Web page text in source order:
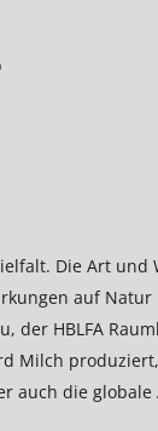
Die Art und
auf Natur
der HBLFA
Milch
auch die